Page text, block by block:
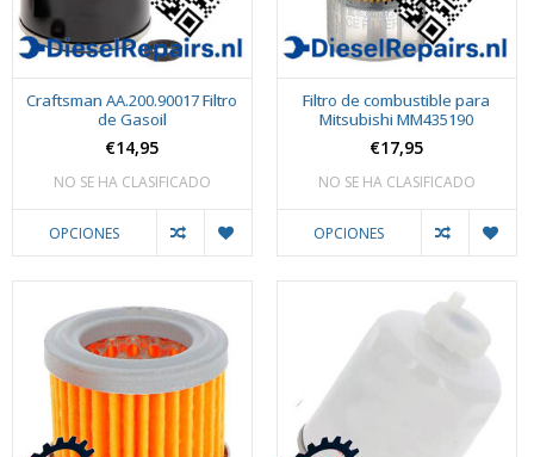
Craftsman AA.200.90017 Filtro
de Gasoil
€14,95
NO SE HA CLASIFICADO
OPCIONES
Filtro de combustible para
Mitsubishi MM435190
€17,95
NO SE HA CLASIFICADO
OPCIONES